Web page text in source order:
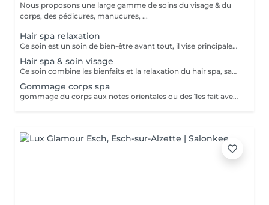
Nous proposons une large gamme de soins du visage & du
corps, des pédicures, manucures, ...
Hair spa relaxation
Ce soin est un soin de bien-être avant tout, il vise principalement à rééquilibrer l'harmonie du corps par des techniques et des pressions de massage au niveau du cuir chevelu, de la nuque et des épaules . Les huiles utilisées sont essentiellement là pour traiter les différentes caractéristiques de votre cuir chevelu et vos cheveux, merci de nous informer en cas d'allergie. Ce soin inclut des huiles essentielles, il est important de nous prévenir en cas de grossesse ou d'allergie. Déroulement du soin ; pose d'une huile spécifique gommage du cuir chevelu bain de vapeur et massage crânien masque des cheveux séchage Ce soin ne comprend pas de coiffure, ni de brushing à la fin du soin, uniquement un séchage.
Hair spa & soin visage
Ce soin combine les bienfaits et la relaxation du hair spa, savourez un soin du cuir chevelu associé à un massage de la nuque, des épaules et de la tête en traitant vous peau en même temps. Ce soin ne comprend pas de coiffure à la fin, ni de brushing, uniquement un séchage.
Gommage corps spa
gommage du corps aux notes orientales ou des îles fait avec une douche. Nous vous prions de bien vouloir respecter votre rendez-vous. En prenant rendez-vous, vous occupez une place, dont une autre personne aurait éventuellement besoin. Tout rendez-vous non annulé 24h en avance, est susceptible d'être facturé. (Si vous ne pouvez pas vous présenter à votre RDV, proposez-le éventuellement à un proche ou à un ami) Toute l'équipe de Aromas Institut vous remercie pour votre respect et votre compréhension.